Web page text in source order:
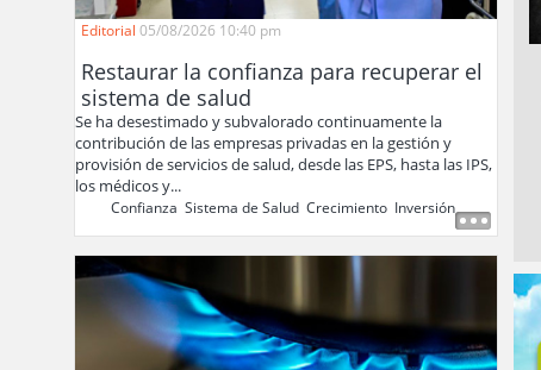
Editorial 05/08/2026 10:40 pm
Restaurar la confianza para recuperar el
sistema de salud
Se ha desestimado y subvalorado continuamente la
contribución de las empresas privadas en la gestión y
provisión de servicios de salud, desde las EPS, hasta las IPS,
los médicos y...
Confianza ,Sistema de Salud ,Crecimiento Inversión,